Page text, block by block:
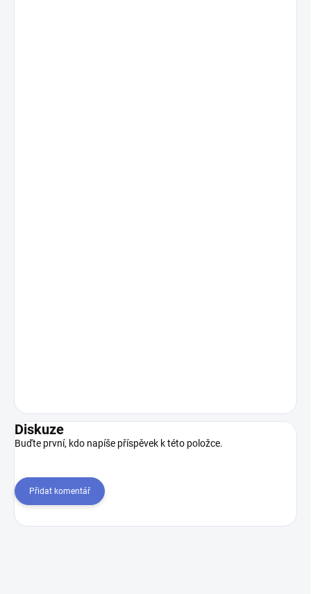
Diskuze
Buďte první, kdo napíše příspěvek k této položce.
Přidat komentář